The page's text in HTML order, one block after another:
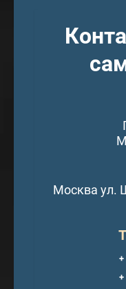
Москва ул.
+
+